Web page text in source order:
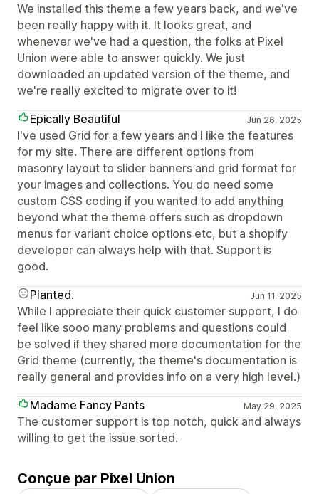
We installed this theme a few years back, and we've
been really happy with it. It looks great, and
whenever we've had a question, the folks at Pixel
Union were able to answer quickly. We just
downloaded an updated version of the theme, and
we're really excited to migrate over to it!
Epically Beautiful
Jun 26, 2025
I've used Grid for a few years and I like the features
for my site. There are different options from
masonry layout to slider banners and grid format for
your images and collections. You do need some
custom CSS coding if you wanted to add anything
beyond what the theme offers such as dropdown
menus for variant choice options etc, but a shopify
developer can always help with that. Support is
good.
Planted.
Jun 11, 2025
While I appreciate their quick customer support, I do
feel like sooo many problems and questions could
be solved if they shared more documentation for the
Grid theme (currently, the theme's documentation is
really general and provides info on a very high level.)
Madame Fancy Pants
May 29, 2025
The customer support is top notch, quick and always
willing to get the issue sorted.
Conçue par Pixel Union